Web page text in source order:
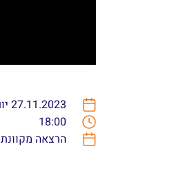
27.11.2023 יום שני
18:00
הרצאה מקוונת